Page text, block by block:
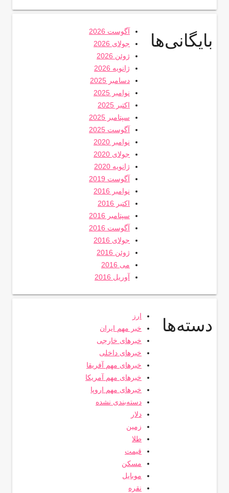
بایگانی‌ها
آگوست 2026
جولای 2026
ژوئن 2026
ژانویه 2026
دسامبر 2025
نوامبر 2025
اکتبر 2025
سپتامبر 2025
آگوست 2025
نوامبر 2020
جولای 2020
ژانویه 2020
آگوست 2019
نوامبر 2016
اکتبر 2016
سپتامبر 2016
آگوست 2016
جولای 2016
ژوئن 2016
می 2016
آوریل 2016
دسته‌ها
ارز
خبر مهم ایران
خبرهای خارجی
خبرهای داخلی
خبرهای مهم آفریقا
خبرهای مهم آمریکا
خبرهای مهم اروپا
دسته‌بندی نشده
دلار
زمین
طلا
قیمت
مسکن
موبایل
نقره